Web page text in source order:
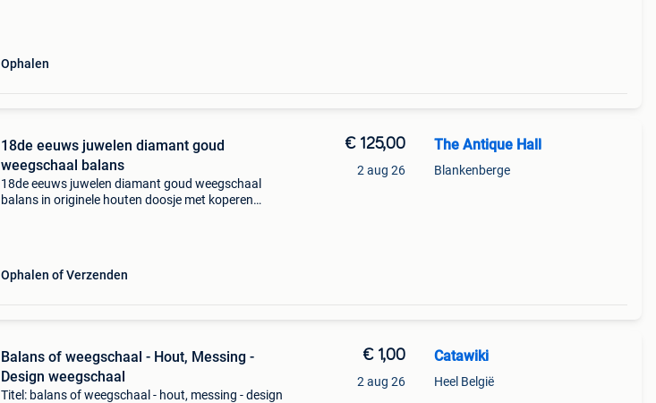
Ophalen
18de eeuws juwelen diamant goud
weegschaal balans
18de eeuws juwelen diamant goud weegschaal
balans in originele houten doosje met koperen
Ophalen of Verzenden
€ 125,00
2 aug 26
The Antique Hall
Blankenberge
Balans of weegschaal - Hout, Messing -
Design weegschaal
Titel: balans of weegschaal - hout, messing - design
€ 1,00
2 aug 26
Catawiki
Heel België